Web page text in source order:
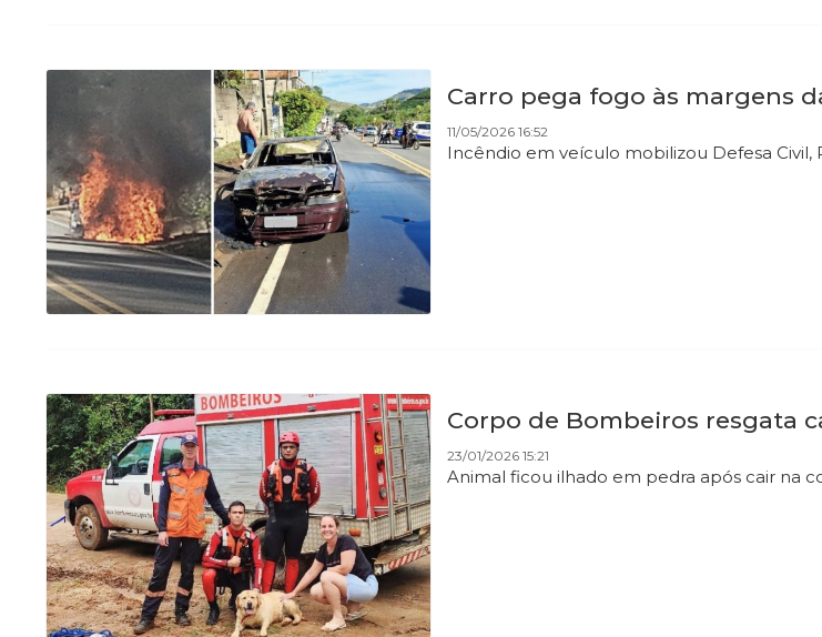
Carro pega fogo às margens
11/05/2026 16:52
Incêndio em veículo mobilizou Defesa
Corpo de Bombeiros resgata
23/01/2026 15:21
Animal ficou ilhado em pedra após cair na